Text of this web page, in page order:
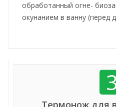
обработанный огне-
окунанием в ванну (перед
Термонож для